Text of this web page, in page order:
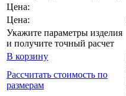
Цена:
Цена:
Укажите параметры изделия
и получите точный расчет
В корзину
Рассчитать стоимость по
размерам